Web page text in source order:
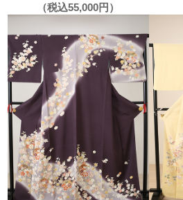
（税込55,000円）